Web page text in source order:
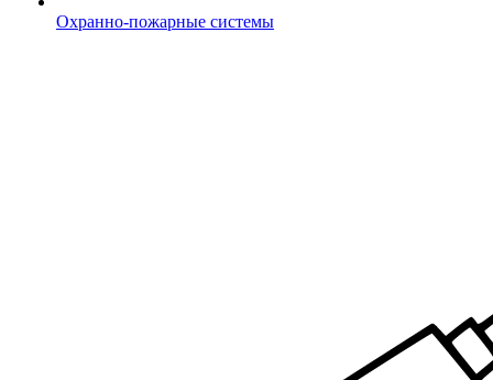
Охранно-пожарные системы